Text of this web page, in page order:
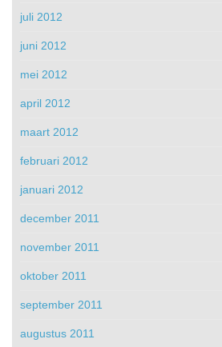
juli 2012
juni 2012
mei 2012
april 2012
maart 2012
februari 2012
januari 2012
december 2011
november 2011
oktober 2011
september 2011
augustus 2011